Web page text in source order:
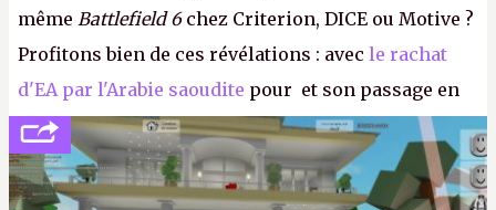
même Battlefield 6chez Criterion, DICE ou Motive ?
Profitons bien de ces révélations : avec le rachat
d'EA par l'Arabie saoudite pour et son passage en
société privée, l'éditeur n'aura bientôt plus
l'obligation de publier ses bilans. Encore une
victoire pour la transparence.P.